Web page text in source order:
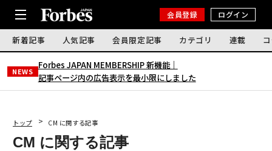
会員登録 ログイン
新着記事 人気記事 会員限定記事 カテゴリ 連載
NEWS
Forbes JAPAN MEMBERSHIP 新機能｜
記事ページ内の広告表示を最小限にしました
トップ CM に関する記事
CM に関する記事